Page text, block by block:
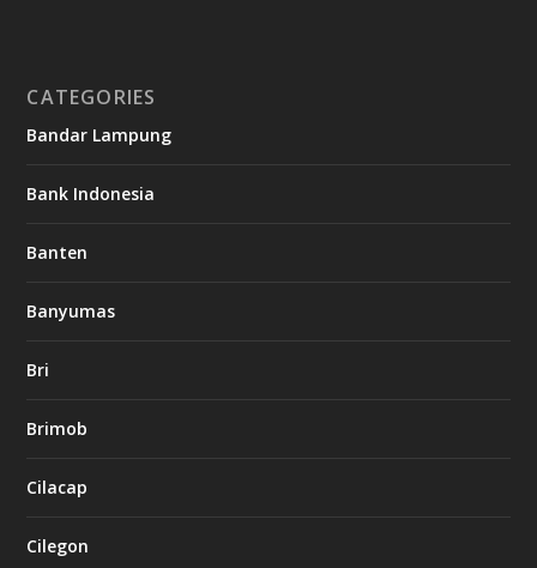
CATEGORIES
Bandar Lampung
Bank Indonesia
Banten
Banyumas
Bri
Brimob
Cilacap
Cilegon